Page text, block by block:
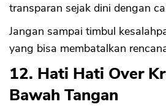
transparan sejak dini dengan
Jangan sampai timbul
yang bisa membatalkan
12. Hati Hati Over
Bawah Tangan